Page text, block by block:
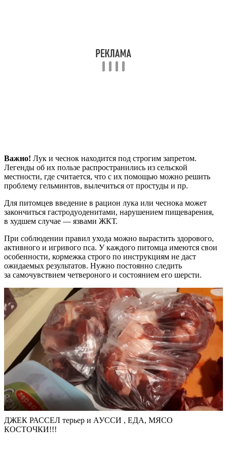
Важно! Лук и чеснок находится под строгим запретом.
Легенды об их пользе распространились из сельской
местности, где считается, что с их помощью можно решить
проблему гельминтов, вылечиться от простуды и пр.
Для питомцев введение в рацион лука или чеснока может
закончиться гастродуоденитами, нарушением пищеварения,
в худшем случае — язвами ЖКТ.
При соблюдении правил ухода можно вырастить здорового,
активного и игривого пса. У каждого питомца имеются свои
особенности, кормежка строго по инструкциям не даст
ожидаемых результатов. Нужно постоянно следить
за самочувствием четвероного и состоянием его шерсти.
ДЖЕК РАССЕЛ терьер и АУССИ , ЕДА, МЯСО
КОСТОЧКИ!!!